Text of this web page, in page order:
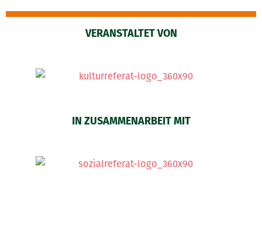
VERANSTALTET VON
IN ZUSAMMENARBEIT MIT